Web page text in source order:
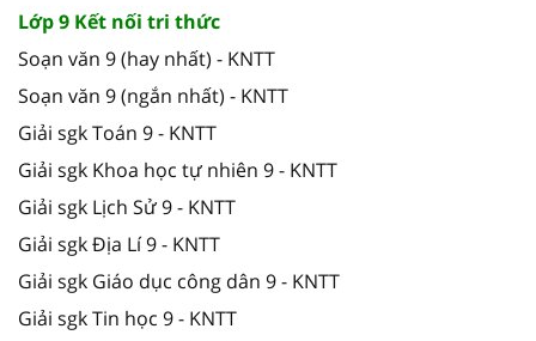
Lớp 9 Kết nối tri thức
Soạn văn 9 (hay nhất) - KNTT
Soạn văn 9 (ngắn nhất) - KNTT
Giải sgk Toán 9 - KNTT
Giải sgk Khoa học tự nhiên 9 - KNTT
Giải sgk Lịch Sử 9 - KNTT
Giải sgk Địa Lí 9 - KNTT
Giải sgk Giáo dục công dân 9 - KNTT
Giải sgk Tin học 9 - KNTT